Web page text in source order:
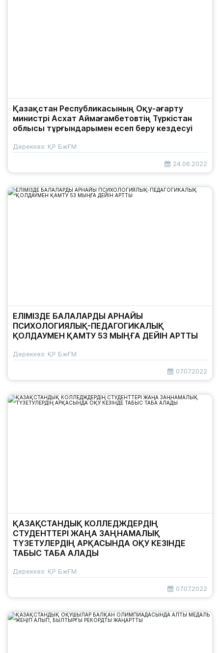
Қазақстан Республикасының Оқу-ағарту
министрі Асхат Аймағамбетовтің Түркістан
облысы тұрғындарымен есеп беру кездесуі
Дереккөз: ҚР БжҒМ
24.06.2022
ЕЛІМІЗДЕ БАЛАЛАРДЫ АРНАЙЫ
ПСИХОЛОГИЯЛЫҚ-ПЕДАГОГИКАЛЫҚ
ҚОЛДАУМЕН ҚАМТУ 53 МЫҢҒА ДЕЙІН АРТТЫ
Дереккөз: ҚР БжҒМ
07.07.2022
ҚАЗАҚСТАНДЫҚ КОЛЛЕДЖДЕРДІҢ
СТУДЕНТТЕРІ ЖАҢА ЗАҢНАМАЛЫҚ
ТҮЗЕТУЛЕРДІҢ АРҚАСЫНДА ОҚУ КЕЗІНДЕ
ТАБЫС ТАБА АЛАДЫ
Дереккөз: ҚР БжҒМ
07.07.2022